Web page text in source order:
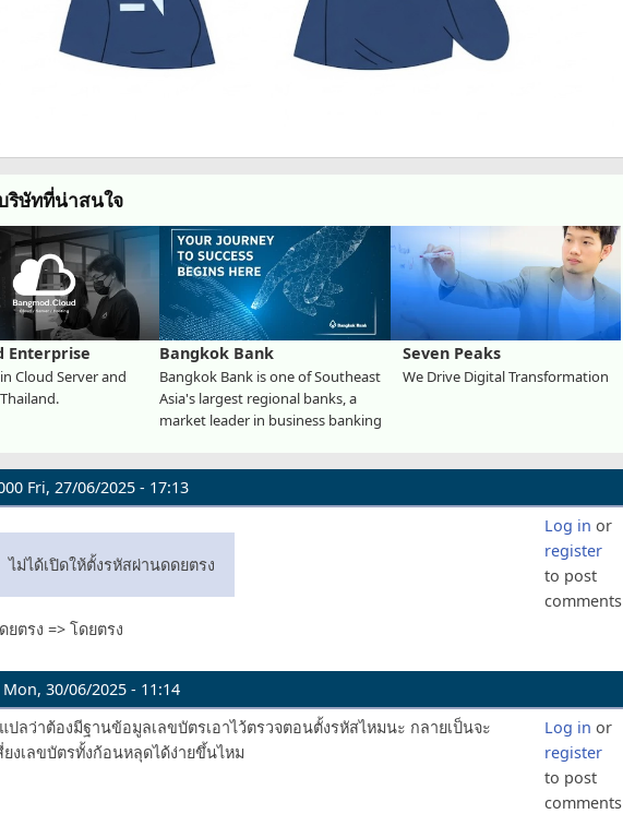
ริษัทที่น่าสนใจ
Enterprise
Cloud Server and
Bangkok Bank
Bangkok Bank is one of Southeast
Asia's largest regional banks, a
market leader in business banking
Seven Peaks
We Drive Digital Transformation
Fri, 27/06/2025 - 17:13
ไม่ได้เปิดให้ตั้งรหัสผ่านดดยตรง
ยตรง => โดยตรง
Log in or
register
to post
comments
Mon, 30/06/2025 - 11:14
ปลว่าต้องมีฐานข้อมูลเลขบัตรเอาไว้ตรวจตอนตั้งรหัสไหมนะ กลายเป็นจะ
ยงเลขบัตรทั้งก้อนหลุดได้ง่ายขึ้นไหม
Log in or
register
to post
comments